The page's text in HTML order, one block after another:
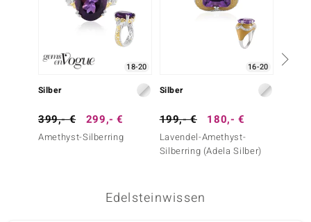
18-20
Silber
399,- € 299,- €
Amethyst-Silberring
16-20
Silber
199,- € 180,- €
Lavendel-Amethyst-
Silberring (Adela Silber)
Edelsteinwissen